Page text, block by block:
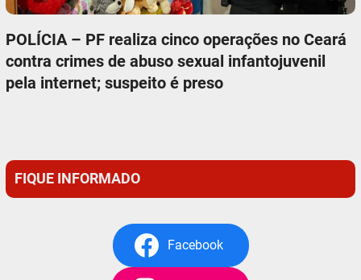
POLÍCIA – PF realiza cinco operações no Ceará
contra crimes de abuso sexual infantojuvenil
pela internet; suspeito é preso
FIQUE INFORMADO
Facebook